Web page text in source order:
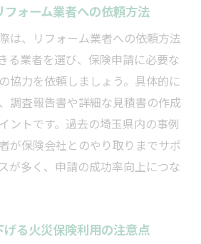
ォーム業者への依頼方法
は、リフォーム業者への依頼方法
る業者を選び、保険申請に必要な
協力を依頼しましょう。具体的に
調査報告書や詳細な見積書の作成
ントです。過去の埼玉県内の事例
が保険会社とのやり取りまでサポ
が多く、申請の成功率向上につな
る火災保険利用の注意点